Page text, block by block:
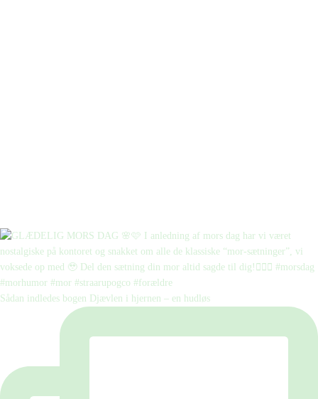
Sådan indledes bogen Djævlen i hjernen – en hudløs